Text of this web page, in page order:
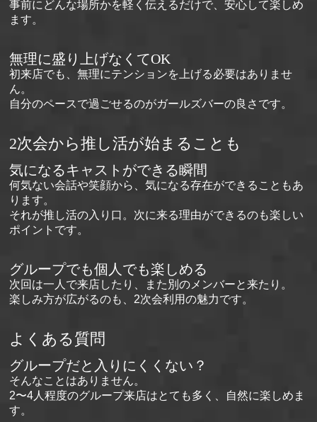
事前にどんな場所かを軽く伝えるだけで、安心して楽しめ
ます。
無理に盛り上げなくてOK
初来店でも、無理にテンションを上げる必要はありませ
ん。
自分のペースで過ごせるのがガールズバーの良さです。
2次会から推し活が始まることも
気になるキャストができる瞬間
何気ない会話や笑顔から、気になる存在ができることもあ
ります。
それが推し活の入り口。次に来る理由ができるのも楽しい
ポイントです。
グループでも個人でも楽しめる
次回は一人で来店したり、また別のメンバーと来たり。
楽しみ方が広がるのも、2次会利用の魅力です。
よくある質問
グループだと入りにくくない？
そんなことはありません。
2〜4人程度のグループ来店はとても多く、自然に楽しめま
す。